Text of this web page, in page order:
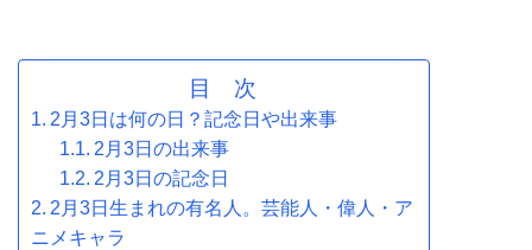
目 次
2月3日は何の日？記念日や出来事
2月3日の出来事
2月3日の記念日
2月3日生まれの有名人。芸能人・偉人・ア
ニメキャラ